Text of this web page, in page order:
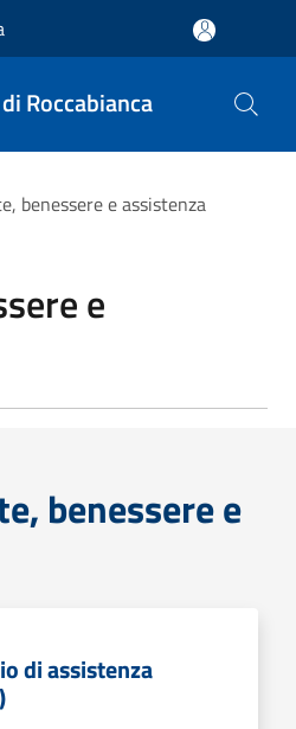
Roccabianca
benessere e assistenza
e
benessere e
di assistenza